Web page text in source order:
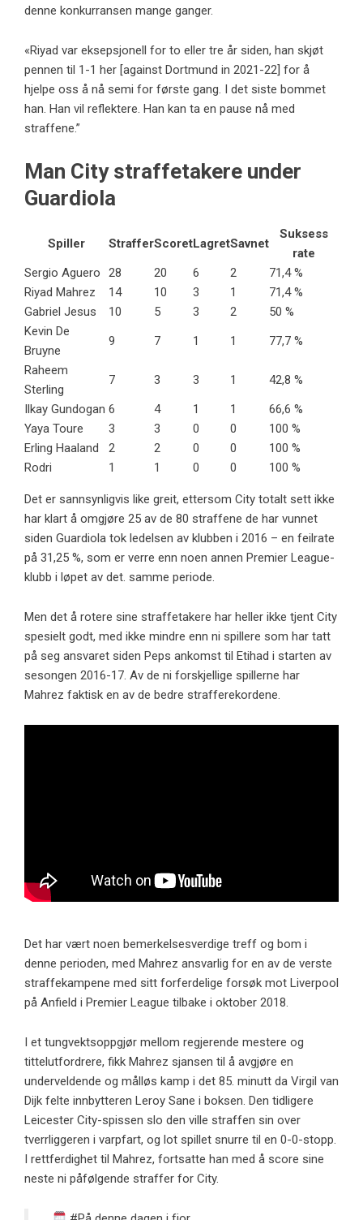
denne konkurransen mange ganger.
«Riyad var eksepsjonell for to eller tre år siden, han skjøt
pennen til 1-1 her [against Dortmund in 2021-22] for å
hjelpe oss å nå semi for første gang. I det siste bommet
han. Han vil reflektere. Han kan ta en pause nå med
straffene.”
Man City straffetakere under
Guardiola
Spiller StrafferScoretLagretSavnet
Suksess
rate
Sergio Aguero
28 20 6 2
71,4 %
Riyad Mahrez
14 10 3 1
71,4 %
Gabriel Jesus
10 5 3 2
50 %
Kevin De
Bruyne
9 7 1 1
77,7 %
Raheem
Sterling
7 3 3 1
42,8 %
Ilkay Gundogan 6 4 1 1
66,6 %
Yaya Toure
3 3 0 0
100 %
Erling Haaland
2 2 0 0
100 %
Rodri
1 1 0 0 100 %
Det er sannsynligvis like greit, ettersom City totalt sett ikke
har klart å omgjøre 25 av de 80 straffene de har vunnet
siden Guardiola tok ledelsen av klubben i 2016 – en feilrate
på 31,25 %, som er verre enn noen annen Premier League-
klubb i løpet av det. samme periode.
Men det å rotere sine straffetakere har heller ikke tjent City
spesielt godt, med ikke mindre enn ni spillere som har tatt
på seg ansvaret siden Peps ankomst til Etihad i starten av
sesongen 2016-17. Av de ni forskjellige spillerne har
Mahrez faktisk en av de bedre strafferekordene.
Det har vært noen bemerkelsesverdige treff og bom i
denne perioden, med Mahrez ansvarlig for en av de verste
straffekampene med sitt forferdelige forsøk mot Liverpool
på Anfield i Premier League tilbake i oktober 2018.
I et tungvektsoppgjør mellom regjerende mestere og
tittelutfordrere, fikk Mahrez sjansen til å avgjøre en
underveldende og målløs kamp i det 85. minutt da Virgil van
Dijk felte innbytteren Leroy Sane i boksen. Den tidligere
Leicester City-spissen slo den ville straffen sin over
tverrliggeren i varpfart, og lot spillet snurre til en 0-0-stopp.
I rettferdighet til Mahrez, fortsatte han med å score sine
neste ni påfølgende straffer for City.